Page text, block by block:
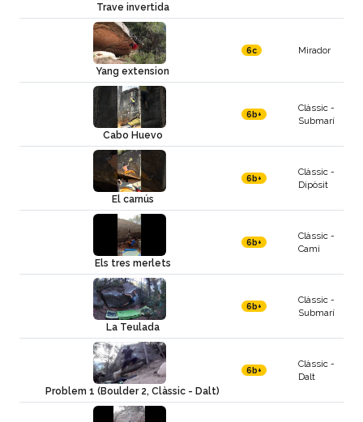
Trave invertida
Yang extension
6c Mirador
Cabo Huevo
6b+
Clàssic -
Submarí
El carnús
6b+
Clàssic -
Dipòsit
Els tres merlets
6b+
Clàssic -
Camí
La Teulada
6b+
Clàssic -
Submarí
Problem 1 (Boulder 2, Clàssic - Dalt)
6b+
Clàssic -
Dalt